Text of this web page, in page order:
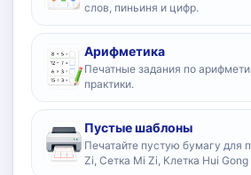
слов, пиньиня и цифр.
Арифметика
Печатные задания по
практики.
Пустые шаблоны
Печатайте пустую бумагу для
Zi, Сетка Mi Zi, Клетка Hui